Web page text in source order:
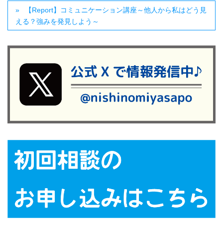
【Report】コミュニケーション講座～他人から私はどう見
える？強みを発見しよう～